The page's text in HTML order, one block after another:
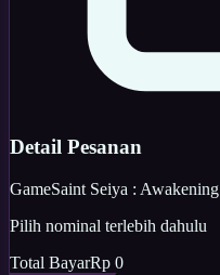
Detail Pesanan
GameSaint Seiya : Awakening
Pilih nominal terlebih dahulu
Total BayarRp 0